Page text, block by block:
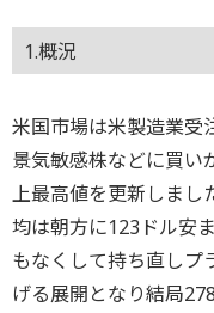
1.概況
米国市場は米製造業受
景気敏感株などに買い
上最高値を更新しまし
均は朝方に123ドル安
もなくして持ち直しプ
げる展開となり結局